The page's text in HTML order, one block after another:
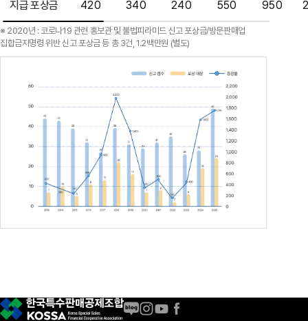
지급 포상금
420 340 240 550 950
※ 2020년 : 코로나19 관련 홍보관 및 불법피라미드 신고 포상금/방문판매업
집합금지명령 위반 신고 포상금 등 총 3건, 1.2백만원 (별도)